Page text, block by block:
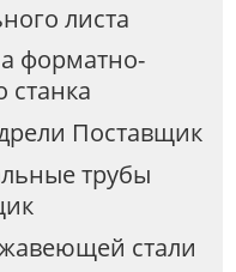
листа
форматно-
станка
Поставщик
трубы
стали